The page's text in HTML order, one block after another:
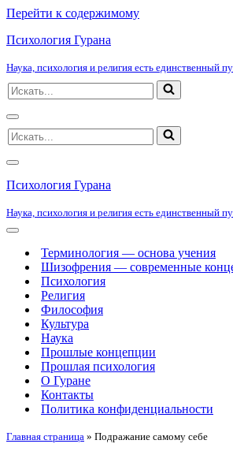
Перейти к содержимому
Психология Гурана
Наука, психология и религия есть единственный
Искать...
Меню
навигации
Искать...
Меню
навигации
Психология Гурана
Наука, психология и религия есть единственный
Меню
навигацииТерминология — основа учения
Шизофрения — современные
Психология
Религия
Философия
Культура
Наука
Прошлые концепции
Прошлая психология
О Гуране
Контакты
Политика конфиденциальности
Главная страница » Подражание самому себе